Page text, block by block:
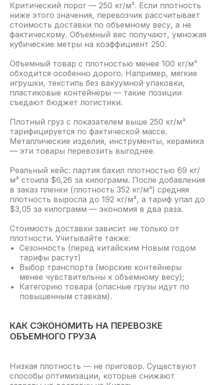
Критический порог — 250 кг/м³. Если плотность
ниже этого значения, перевозчик рассчитывает
стоимость доставки по объемному весу, а не
фактическому. Объемный вес получают, умножая
кубические метры на коэффициент 250.
Объемный товар с плотностью менее 100 кг/м³
обходится особенно дорого. Например, мягкие
игрушки, текстиль без вакуумной упаковки,
пластиковые контейнеры — такие позиции
съедают бюджет логистики.
Плотный груз с показателем выше 250 кг/м³
тарифицируется по фактической массе.
Металлические изделия, инструменты, керамика
— эти товары перевозить выгоднее.
Реальный кейс: партия бахил плотностью 69 кг/
м³ стоила $6,26 за килограмм. После добавления
в заказ пленки (плотность 352 кг/м³) средняя
плотность выросла до 192 кг/м³, а тариф упал до
$3,05 за килограмм — экономия в два раза.
Стоимость доставки зависит не только от
плотности. Учитывайте также:
Сезонность (перед китайским Новым годом
тарифы растут)
Выбор транспорта (морские контейнеры
менее чувствительны к объемному весу);
Категорию товара (опасные грузы идут по
повышенным ставкам).
КАК СЭКОНОМИТЬ НА ПЕРЕВОЗКЕ
ОБЪЕМНОГО ГРУЗА
Низкая плотность — не приговор. Существуют
способы оптимизации, которые снижают
КОМПЛЕКСНЫЕ УСЛУГИ ПО ДОСТАВКЕ И
ТАМОЖЕННОМУ ОФОРМЛЕНИЮ
Клиентская служба
8 (800) 500-52-91